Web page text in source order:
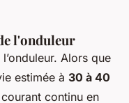
l'onduleur
Alors que
estimée à 30 à 40
continu en